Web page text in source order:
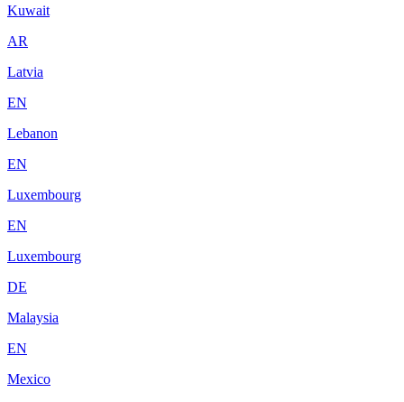
Kuwait
AR
Latvia
EN
Lebanon
EN
Luxembourg
EN
Luxembourg
DE
Malaysia
EN
Mexico